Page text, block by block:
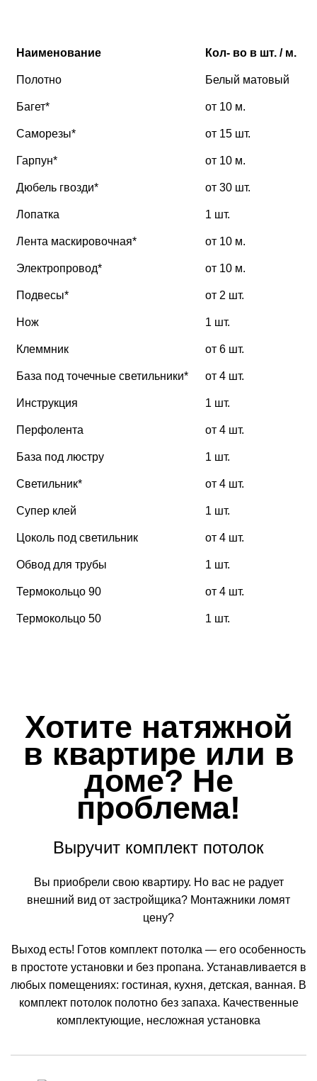
Наименование Кол- во в шт. / м.
Полотно Белый матовый
Багет* от 10 м.
Саморезы* от 15 шт.
Гарпун* от 10 м.
Дюбель гвозди* от 30 шт.
Лопатка 1 шт.
Лента маскировочная* от 10 м.
Электропровод* от 10 м.
Подвесы* от 2 шт.
Нож 1 шт.
Клеммник от 6 шт.
База под точечные светильники* от 4 шт.
Инструкция 1 шт.
Перфолента от 4 шт.
База под люстру 1 шт.
Светильник* от 4 шт.
Супер клей 1 шт.
Цоколь под светильник от 4 шт.
Обвод для трубы 1 шт.
Термокольцо 90 от 4 шт.
Термокольцо 50 1 шт.
Хотите натяжной
в квартире или в
доме? Не
проблема!
Выручит комплект потолок
Вы приобрели свою квартиру. Но вас не радует
внешний вид от застройщика? Монтажники ломят
цену?
Выход есть! Готов комплект потолка — его особенность
в простоте установки и без пропана. Устанавливается в
любых помещениях: гостиная, кухня, детская, ванная. В
комплект потолок полотно без запаха. Качественные
комплектующие, несложная установка